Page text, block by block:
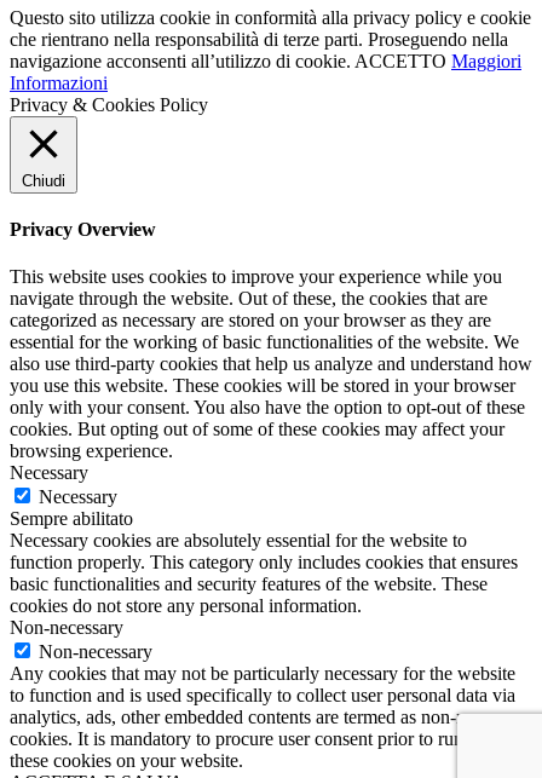
Questo sito utilizza cookie in conformità alla privacy policy e cookie
che rientrano nella responsabilità di terze parti. Proseguendo nella
navigazione acconsenti all’utilizzo di cookie. ACCETTO Maggiori
Informazioni
Privacy & Cookies Policy
Chiudi
Privacy Overview
This website uses cookies to improve your experience while you
navigate through the website. Out of these, the cookies that are
categorized as necessary are stored on your browser as they are
essential for the working of basic functionalities of the website. We
also use third-party cookies that help us analyze and understand how
you use this website. These cookies will be stored in your browser
only with your consent. You also have the option to opt-out of these
cookies. But opting out of some of these cookies may affect your
browsing experience.
Necessary
Necessary
Sempre abilitato
Necessary cookies are absolutely essential for the website to
function properly. This category only includes cookies that ensures
basic functionalities and security features of the website. These
cookies do not store any personal information.
Non-necessary
Non-necessary
Any cookies that may not be particularly necessary for the website
to function and is used specifically to collect user personal data via
analytics, ads, other embedded contents are termed as non-necessary
cookies. It is mandatory to procure user consent prior to running
these cookies on your website.